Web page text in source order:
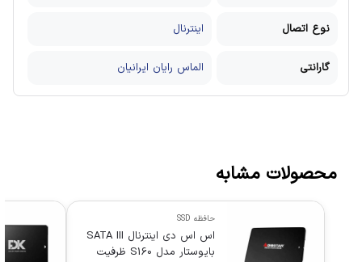
نوع اتصال اینترنال
گارانتی الماس رایان ایرانیان
محصولات مشابه
حافظه SSD
اس اس دی اینترنال SATA III
بایوستار مدل S160 ظرفیت